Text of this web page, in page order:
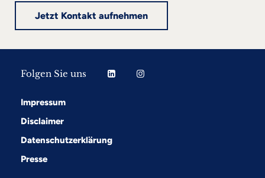
Jetzt Kontakt aufnehmen
Folgen Sie uns
Impressum
Disclaimer
Datenschutzerklärung
Presse